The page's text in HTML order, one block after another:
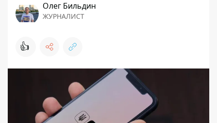
Олег Бильдин
ЖУРНАЛИСТ
👍